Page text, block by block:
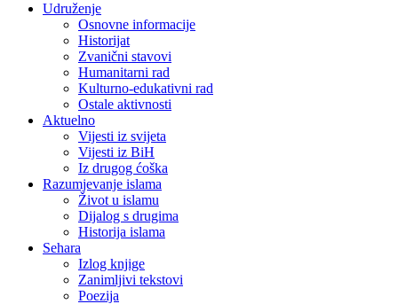
Udruženje
Osnovne informacije
Historijat
Zvanični stavovi
Humanitarni rad
Kulturno-edukativni rad
Ostale aktivnosti
Aktuelno
Vijesti iz svijeta
Vijesti iz BiH
Iz drugog ćoška
Razumjevanje islama
Život u islamu
Dijalog s drugima
Historija islama
Sehara
Izlog knjige
Zanimljivi tekstovi
Poezija